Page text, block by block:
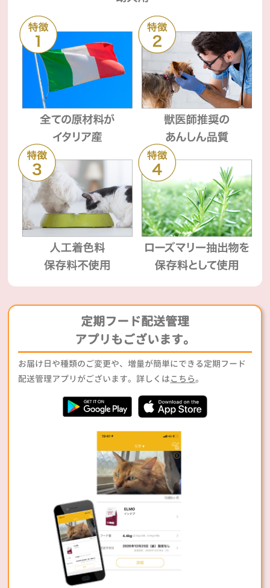
定期フード配送管理
アプリもございます。
お届け日や種類のご変更や、増量が簡単にできる定期フード
配送管理アプリがございます。詳しくはこちら。